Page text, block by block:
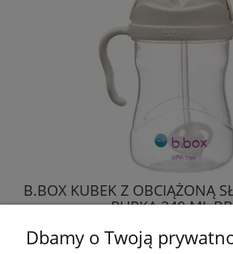
B.BOX KUBEK Z OBCIĄŻONĄ
RURKĄ 240 ML
64,99 zł
Dbamy o Twoją